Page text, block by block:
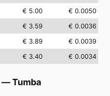
€ 5.00
€ 0.0050
€ 3.59
€ 0.0036
€ 3.89
€ 0.0039
€ 3.40 € 0.0034
—Tumba